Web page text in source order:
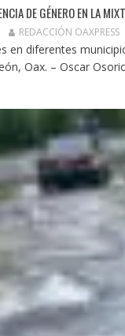
DE GÉNERO EN LA
REDACCIÓN OAXPRESS
en diferentes
Oax. – Oscar